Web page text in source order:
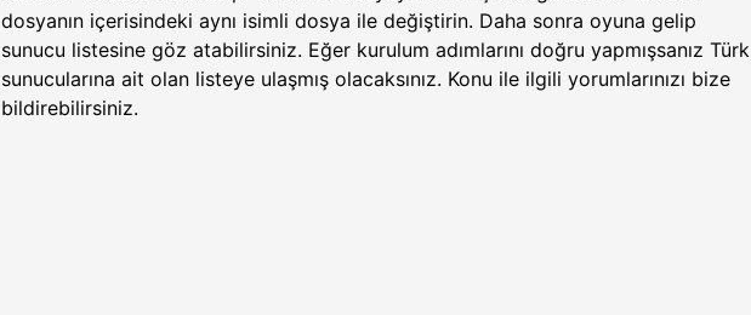
dosyanın içerisindeki aynı isimli dosya ile değiştirin. Daha sonra oyuna gelip
sunucu listesine göz atabilirsiniz. Eğer kurulum adımlarını doğru yapmışsanız Türk
sunucularına ait olan listeye ulaşmış olacaksınız. Konu ile ilgili yorumlarınızı bize
bildirebilirsiniz.